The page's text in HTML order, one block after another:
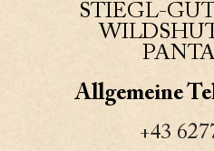
STIEGL-
Allgemeine
+43